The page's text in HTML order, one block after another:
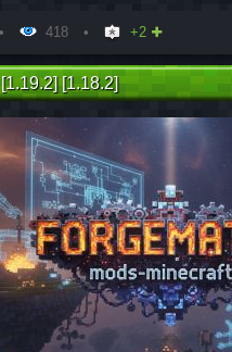
418 +2
[1.18.2]